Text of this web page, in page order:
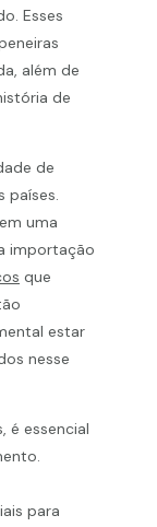
Esses
além de
de
de
países.
uma
importação
que
estar
nesse
é essencial
para